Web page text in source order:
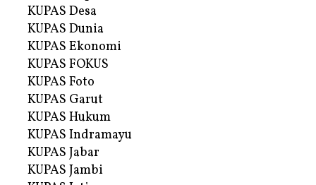
KUPAS Desa
KUPAS Dunia
KUPAS Ekonomi
KUPAS FOKUS
KUPAS Foto
KUPAS Garut
KUPAS Hukum
KUPAS Indramayu
KUPAS Jabar
KUPAS Jambi